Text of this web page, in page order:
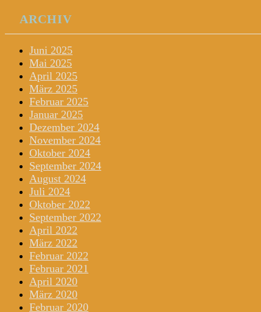
ARCHIV
Juni 2025
Mai 2025
April 2025
März 2025
Februar 2025
Januar 2025
Dezember 2024
November 2024
Oktober 2024
September 2024
August 2024
Juli 2024
Oktober 2022
September 2022
April 2022
März 2022
Februar 2022
Februar 2021
April 2020
März 2020
Februar 2020